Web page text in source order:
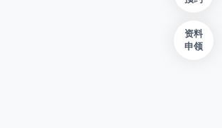
资料
申领